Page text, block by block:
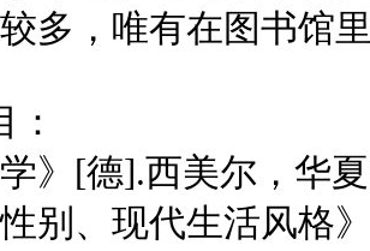
多，唯有在图书馆
学》[德].西美尔，华
性别、现代生活风格